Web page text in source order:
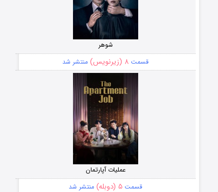
شوهر
قسمت ۸ (زیرنویس) منتشر شد
عملیات آپارتمان
قسمت ۵ (دوبله) منتشر شد